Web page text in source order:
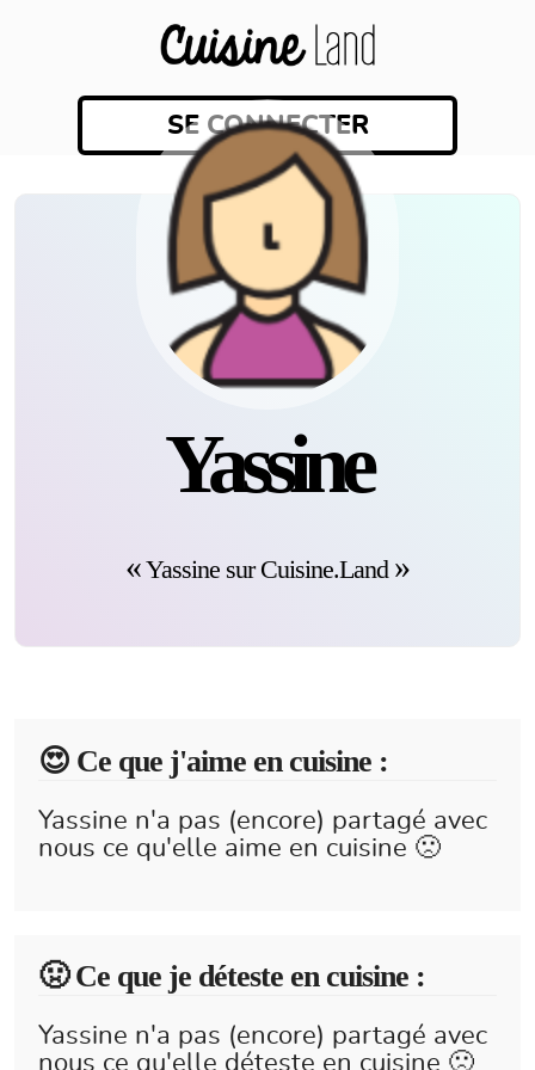
SE CONNECTER
Yassine
Yassine sur Cuisine.Land
😍️ Ce que j'aime en cuisine :
Yassine n'a pas (encore) partagé avec
nous ce qu'elle aime en cuisine 🙁
🤢 Ce que je déteste en cuisine :
Yassine n'a pas (encore) partagé avec
nous ce qu'elle déteste en cuisine 🙁